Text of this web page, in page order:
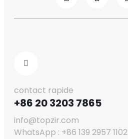
contact rapide
+86 20 3203 7865
info@topzir.com
WhatsApp : +86 139 2957 1102